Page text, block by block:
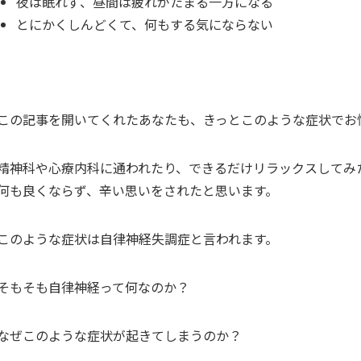
とにかくしんどくて、何もする気にならない
の記事を開いてくれたあなたも、きっとこのような症状で
神科や心療内科に通われたり、できるだけリラックスして
も良くならず、辛い思いをされたと思います。
のような症状は自律神経失調症と言われます。
もそも自律神経って何なのか？
ぜこのような症状が起きてしまうのか？